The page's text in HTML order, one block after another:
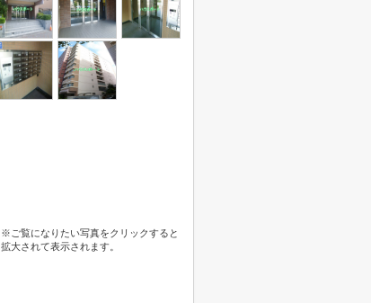
※ご覧になりたい写真をクリックすると
拡大されて表示されます。